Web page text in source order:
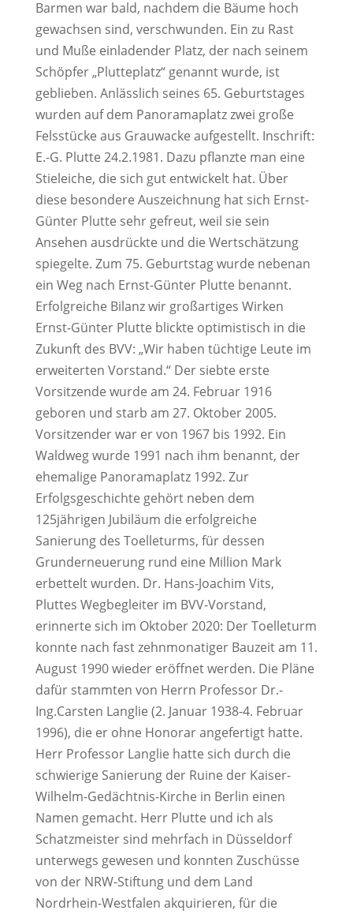
Barmen war bald, nachdem die Bäume hoch
gewachsen sind, verschwunden. Ein zu Rast
und Muße einladender Platz, der nach seinem
Schöpfer „Plutteplatz“ genannt wurde, ist
geblieben. Anlässlich seines 65. Geburtstages
wurden auf dem Panoramaplatz zwei große
Felsstücke aus Grauwacke aufgestellt. Inschrift:
E.-G. Plutte 24.2.1981. Dazu pflanzte man eine
Stieleiche, die sich gut entwickelt hat. Über
diese besondere Auszeichnung hat sich Ernst-
Günter Plutte sehr gefreut, weil sie sein
Ansehen ausdrückte und die Wertschätzung
spiegelte. Zum 75. Geburtstag wurde nebenan
ein Weg nach Ernst-Günter Plutte benannt.
Erfolgreiche Bilanz wir großartiges Wirken
Ernst-Günter Plutte blickte optimistisch in die
Zukunft des BVV: „Wir haben tüchtige Leute im
erweiterten Vorstand.“ Der siebte erste
Vorsitzende wurde am 24. Februar 1916
geboren und starb am 27. Oktober 2005.
Vorsitzender war er von 1967 bis 1992. Ein
Waldweg wurde 1991 nach ihm benannt, der
ehemalige Panoramaplatz 1992. Zur
Erfolgsgeschichte gehört neben dem
125jährigen Jubiläum die erfolgreiche
Sanierung des Toelleturms, für dessen
Grunderneuerung rund eine Million Mark
erbettelt wurden. Dr. Hans-Joachim Vits,
Pluttes Wegbegleiter im BVV-Vorstand,
erinnerte sich im Oktober 2020: Der Toelleturm
konnte nach fast zehnmonatiger Bauzeit am 11.
August 1990 wieder eröffnet werden. Die Pläne
dafür stammten von Herrn Professor Dr.-
Ing.Carsten Langlie (2. Januar 1938-4. Februar
1996), die er ohne Honorar angefertigt hatte.
Herr Professor Langlie hatte sich durch die
schwierige Sanierung der Ruine der Kaiser-
Wilhelm-Gedächtnis-Kirche in Berlin einen
Namen gemacht. Herr Plutte und ich als
Schatzmeister sind mehrfach in Düsseldorf
unterwegs gewesen und konnten Zuschüsse
von der NRW-Stiftung und dem Land
Nordrhein-Westfalen akquirieren, für die